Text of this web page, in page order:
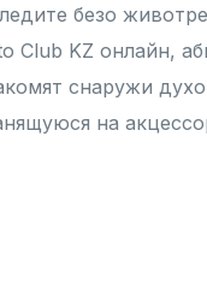
безо
KZ онлайн,
снаружи
на